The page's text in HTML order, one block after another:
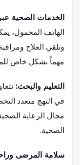
الخدمات الصحية
الهاتف المحمول،
وتلقي العلاج
مهماً بشكل خاص
التعليم والبحث:
في النهج متعدد
مجال الرعاية
الصحية.
سلامة المرضى